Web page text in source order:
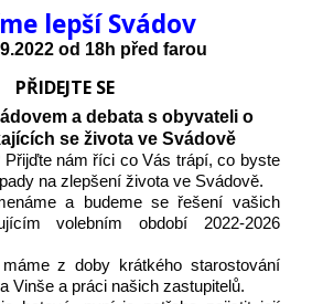
lepšíSvádov
9.2022 od 18h před farou
PŘIDEJTE SE
adebata s obyvateli o
se života ve Svádově
nám říci co Vás trápí, co byste
na zlepšení života ve Svádově.
a budeme se řešení vašich
volebním období 2022-2026
z doby krátkého starostování
Vinše a práci našich zastupitelů.